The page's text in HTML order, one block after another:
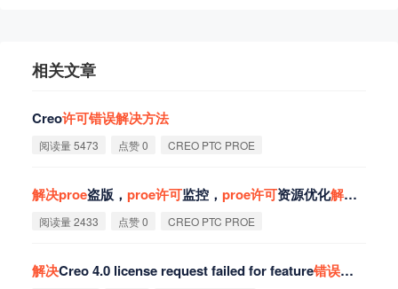
相关文章
Creo许可错误解决方法
阅读量 5473 点赞 0 CREO PTC PROE
解决proe盗版， proe许可监控， proe许可资源优化解决
阅读量 2433 点赞 0 CREO PTC PROE
解决Creo 4.0 license request failed for feature错误的